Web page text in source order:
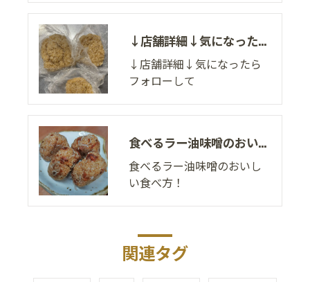
↓店舗詳細↓気になったらフォローして
↓店舗詳細↓気になったら
フォローして
食べるラー油味噌のおいしい食べ方！
食べるラー油味噌のおいし
い食べ方！
関連タグ